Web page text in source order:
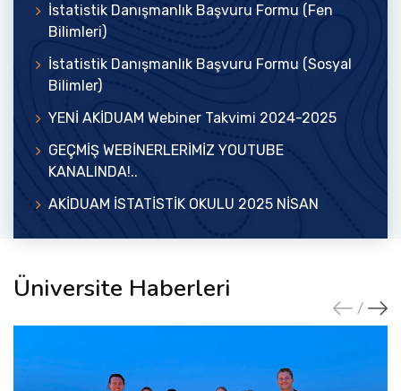
İstatistik Danışmanlık Başvuru Formu (Fen
Bilimleri)
İstatistik Danışmanlık Başvuru Formu (Sosyal
Bilimler)
YENİ AKİDUAM Webiner Takvimi 2024-2025
GEÇMİŞ WEBİNERLERİMİZ YOUTUBE
KANALINDA!..
AKİDUAM İSTATİSTİK OKULU 2025 NİSAN
Üniversite Haberleri